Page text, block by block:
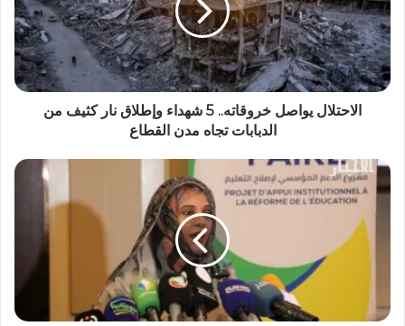
الاحتلال يواصل خروقاته.. 5 شهداء وإطلاق نار كثيف من
الدبابات تجاه مدن القطاع